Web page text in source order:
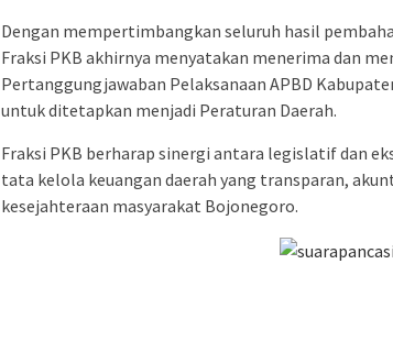
Dengan mempertimbangkan seluruh hasil
Fraksi PKB akhirnya menyatakan menerima dan
Pertanggungjawaban Pelaksanaan APBD
untuk ditetapkan menjadi Peraturan Daerah.
Fraksi PKB berharap sinergi antara legislatif dan
tata kelola keuangan daerah yang transparan,
kesejahteraan masyarakat Bojonegoro.